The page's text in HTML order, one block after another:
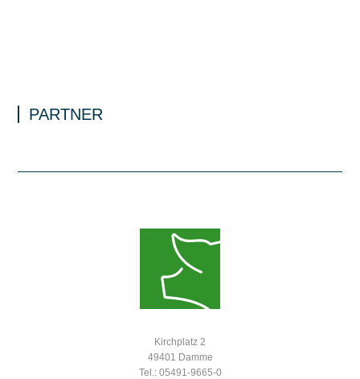
PARTNER
Kirchplatz 2
49401 Damme
Tel.: 05491-9665-0